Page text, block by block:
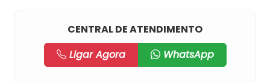
CENTRAL DE ATENDIMENTO
Ligar Agora
WhatsApp